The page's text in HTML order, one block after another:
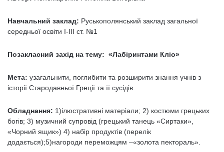
Навчальний заклад: Руськополянський заклад загальної
середньої освіти І-ІІІ ст. №1
Позакласний захід на тему: «Лабіринтами Кліо»
Мета: узагальнити, поглибити та розширити знання учнів з
історії Стародавньої Греції та її сусідів.
Обладнання: 1)ілюстративні матеріали; 2) костюми грецьких
богів; 3) музичний супровід (грецький танець «Сиртаки»,
«Чорний ящик») 4) набір продуктів (перелік
додається);5)нагороди переможцям –«золота пектораль».